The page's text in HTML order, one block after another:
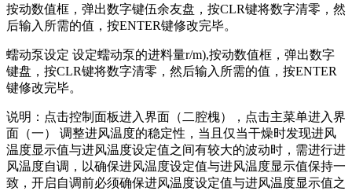
按动数值框，弹出数字键伍余友盘，按CLR键将数字清零，然
后输入所需的值，按ENTER键修改完毕。
蠕动泵设定 设定蠕动泵的进料量r/m),按动数值框，弹出数字
键盘，按CLR键将数字清零，然后输入所需的值，按ENTER
键修改完毕。
说明：点击控制面板进入界面（二腔槐），点击主菜单进入界
面（一） 调整进风温度的稳定性，当且仅当干燥时发现进风
温度显示值与进风温度设定值之间有较大的波动时，需进行进
风温度自调，以确保进风温度设定值与进风温度显示值保持一
致，开启自调前必须确保进风温度设定值与进风温度显示值之